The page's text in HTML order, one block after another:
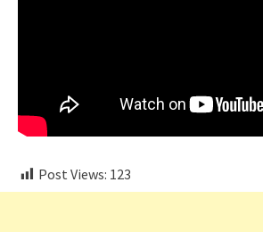
Post Views: 123